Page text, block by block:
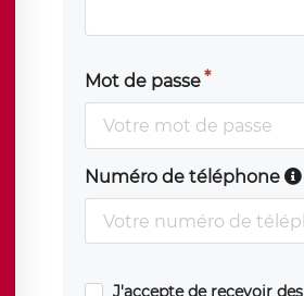
Mot de passe
Numéro de téléphone